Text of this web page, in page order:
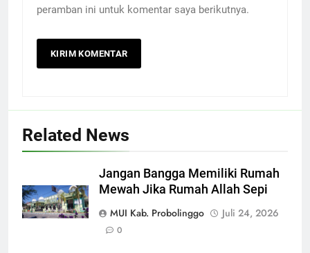
peramban ini untuk komentar saya berikutnya.
Related News
Jangan Bangga Memiliki Rumah
Mewah Jika Rumah Allah Sepi
MUI Kab. Probolinggo
Juli 24, 2026
0